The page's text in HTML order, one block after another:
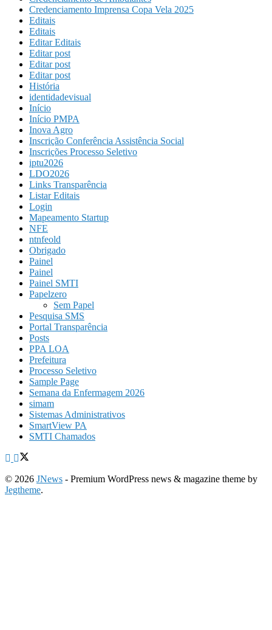
Credenciamento Imprensa Copa Vela 2025
Editais
Editais
Editar Editais
Editar post
Editar post
Editar post
História
identidadevisual
Início
Início PMPA
Inova Agro
Inscrição Conferência Assistência Social
Inscrições Processo Seletivo
iptu2026
LDO2026
Links Transparência
Listar Editais
Login
Mapeamento Startup
NFE
ntnfeold
Obrigado
Painel
Painel
Painel SMTI
Papelzero
Sem Papel
Pesquisa SMS
Portal Transparência
Posts
PPA LOA
Prefeitura
Processo Seletivo
Sample Page
Semana da Enfermagem 2026
simam
Sistemas Administrativos
SmartView PA
SMTI Chamados
© 2026 JNews - Premium WordPress news & magazine theme by
Jegtheme.